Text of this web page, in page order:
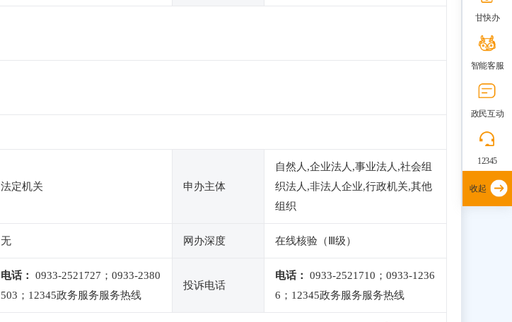
法定机关 申办主体
自然人,企业法人,事业法人,社会组
织法人,非法人企业,行政机关,其他
组织
无 网办深度 在线核验（Ⅲ级）
电话：
0933-2521727；0933-2380
503；12345政务服务服务热线
投诉电话
电话：
0933-2521710；0933-1236
6；12345政务服务服务热线
甘快办
智能客服
政民互动
12345
收起